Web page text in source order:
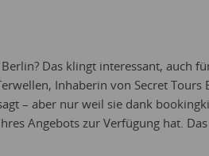
Das klingt interessant, auch
Inhaberin von Secret
– aber nur weil sie dank
Angebots zur Verfügung hat.